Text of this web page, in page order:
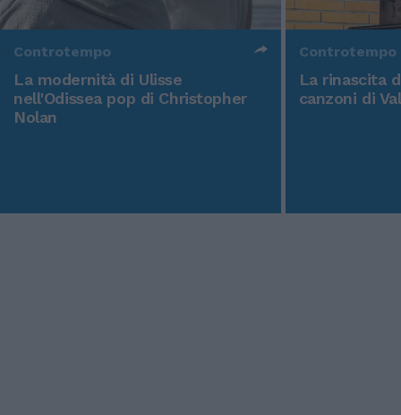
Controtempo
La modernità di Ulisse
nell'Odissea pop di Christopher
Nolan
Controtempo
La rinascita
canzoni di